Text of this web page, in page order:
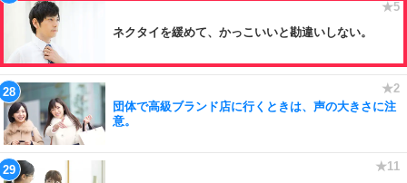
ネクタイを緩めて、かっこいいと勘違いしない。
団体で高級ブランド店に行くときは、声の大きさに注
意。